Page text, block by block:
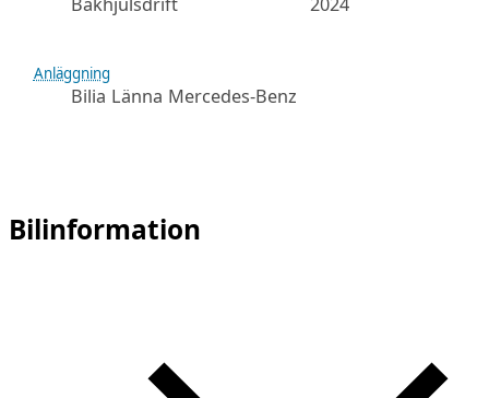
Anläggning
Bilia Länna Mercedes-Benz
Bilinformation